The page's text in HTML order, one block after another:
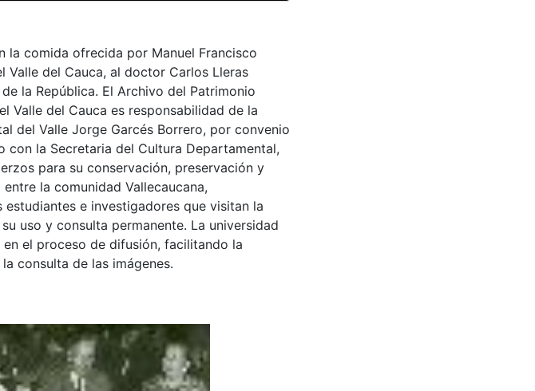
la comida ofrecida por Manuel Francisco
Valle del Cauca, al doctor Carlos Lleras
la República. El Archivo del Patrimonio
Valle del Cauca es responsabilidad de la
del Valle Jorge Garcés Borrero, por convenio
con la Secretaria del Cultura Departamental,
para su conservación, preservación y
la comunidad Vallecaucana,
estudiantes e investigadores que visitan la
uso y consulta permanente. La universidad
el proceso de difusión, facilitando la
consulta de las imágenes.